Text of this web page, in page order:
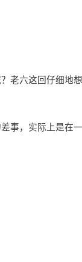
老六这回仔细地想
事，实际上是在一